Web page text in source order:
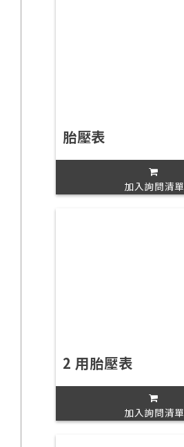
胎壓表
加入詢問清單
2 用胎壓表
加入詢問清單